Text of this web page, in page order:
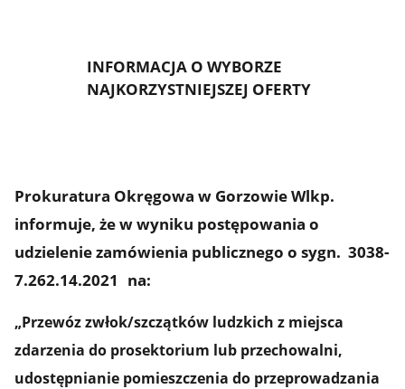
INFORMACJA O WYBORZE
NAJKORZYSTNIEJSZEJ OFERTY
Prokuratura Okręgowa w Gorzowie Wlkp.
informuje, że w wyniku postępowania o
udzielenie zamówienia publicznego o sygn. 3038-
7.262.14.2021 na:
„Przewóz zwłok/szczątków ludzkich z miejsca
zdarzenia do prosektorium lub przechowalni,
udostępnianie pomieszczenia do przeprowadzania